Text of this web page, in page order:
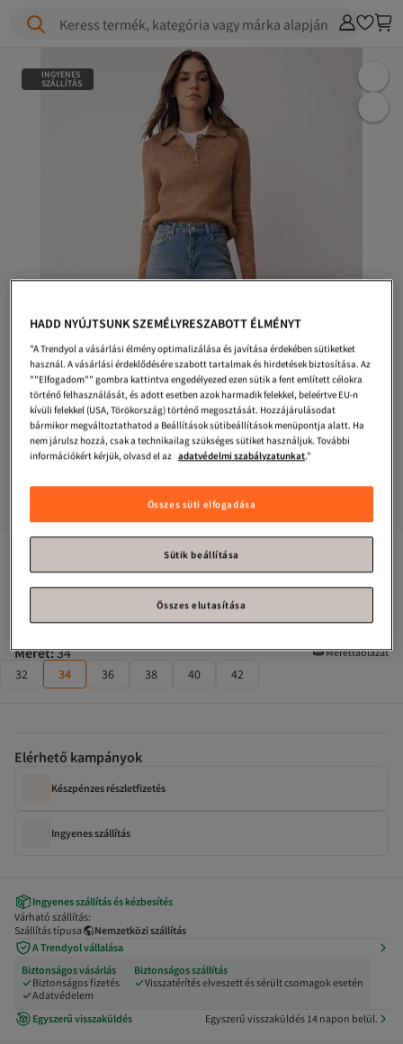
Keress termék, kategória vagy márka alapján
INGYENES
SZÁLLÍTÁS
Kék magas derekú, közepesen rugalmas,
széles szárú Palazzo farmer TWOAW26JE00084
Méret:34 Mérettáblázat
32 34 36 38 40 42
Elérhető kampányok
Készpénzes részletfizetés
Ingyenes szállítás
Ingyenes szállítás és kézbesítés
Várható szállítás:
Szállítás típusa
Nemzetközi szállítás
A Trendyol vállalása
Biztonságos vásárlás
Biztonságos fizetés
Adatvédelem
Biztonságos szállítás
Visszatérítés elveszett és sérült csomagok esetén
Egyszerű visszaküldés Egyszerű visszaküldés 14 napon belül.
HADD NYÚJTSUNK SZEMÉLYRESZABOTT ÉLMÉNYT
"A Trendyol a vásárlási élmény optimalizálása és javítása érdekében sütiketket
használ. A vásárlási érdeklődésére szabott tartalmak és hirdetések biztosítása. Az
""Elfogadom"" gombra kattintva engedélyezed ezen sütik a fent említett célokra
történő felhasználását, és adott esetben azok harmadik felekkel, beleértve EU-n
kívüli felekkel (USA, Törökország) történő megosztását. Hozzájárulásodat
bármikor megváltoztathatod a Beállítások sütibeállítások menüpontja alatt. Ha
nem járulsz hozzá, csak a technikailag szükséges sütiket használjuk. További
információkért kérjük, olvasd el az adatvédelmi szabályzatunkat."
Összes süti elfogadása
Sütik beállítása
Összes elutasítása